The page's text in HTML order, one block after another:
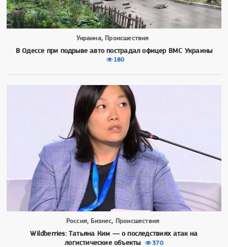
Украина, Происшествия
В Одессе при подрыве авто пострадал офицер ВМС Украины
180
Россия, Бизнес, Происшествия
Wildberries: Татьяна Ким — о последствиях атак на
логистические объекты
370